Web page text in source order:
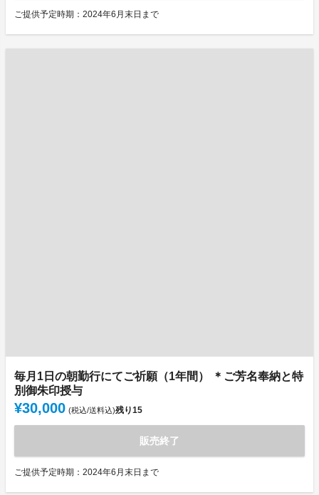
ご提供予定時期：2024年6月末日まで
毎月1日の朝勤行にてご祈願（1年間） ＊ご芳名奉納と特
別御朱印授与
¥30,000 (税込/送料込)残り15
販売終了
ご提供予定時期：2024年6月末日まで